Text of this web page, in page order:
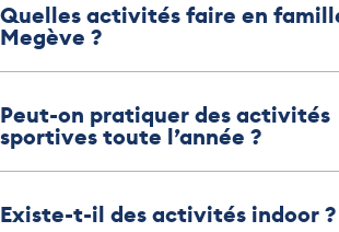
Quelles activités faire en
Megève ?
Peut-on pratiquer des activités
sportives toute l’année ?
Existe-t-il des activités indoor ?